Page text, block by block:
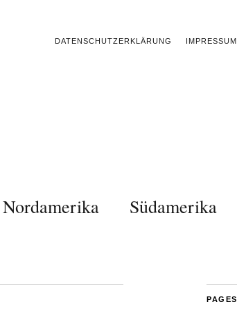
DATENSCHUTZERKLÄRUNG IMPRESSUM
Nordamerika Südamerika
PAGES